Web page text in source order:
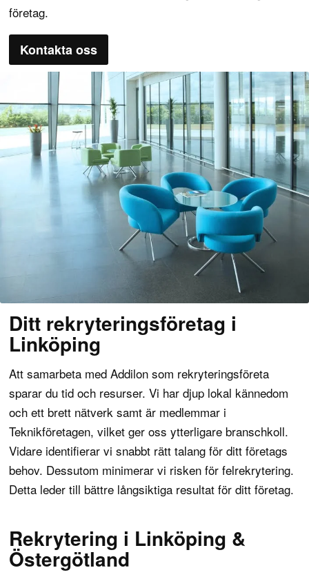
företag.
Kontakta oss
Ditt rekryteringsföretag i
Linköping
Att samarbeta med Addilon som rekryteringsföreta
sparar du tid och resurser. Vi har djup lokal kännedom
och ett brett nätverk samt är medlemmar i
Teknikföretagen, vilket ger oss ytterligare branschkoll.
Vidare identifierar vi snabbt rätt talang för ditt företags
behov. Dessutom minimerar vi risken förfelrekrytering.
Detta leder till bättre långsiktiga resultat för ditt företag.
Rekrytering i Linköping &
Östergötland